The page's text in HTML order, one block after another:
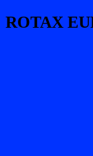
ROTAX